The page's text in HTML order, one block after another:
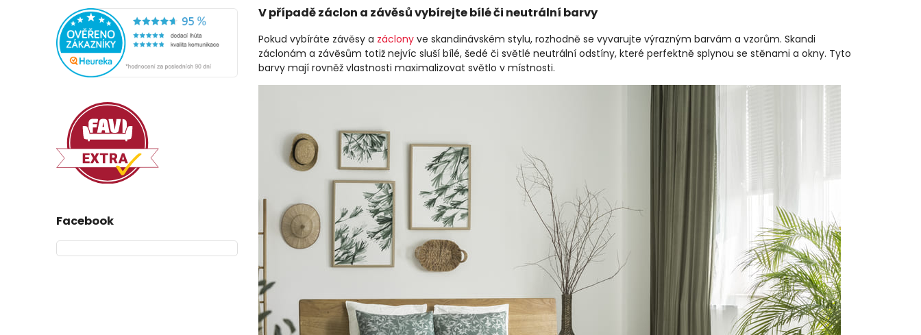
Facebook
V případě záclon a závěsů vybírejte bílé či neutrální barvy
Pokud vybíráte závěsy a záclony ve skandinávském stylu, rozhodně se vyvarujte výrazným barvám a vzorům. Skandi
záclonám a závěsům totiž nejvíc sluší bílé, šedé či světlé neutrální odstíny, které perfektně splynou se stěnami a okny. Tyto
barvy mají rovněž vlastnosti maximalizovat světlo v místnosti.